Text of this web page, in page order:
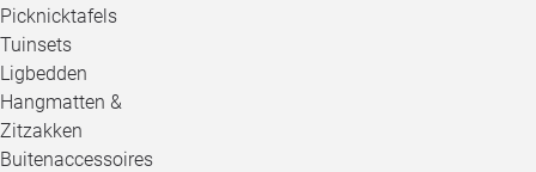
Picknicktafels
Tuinsets
Ligbedden
Hangmatten &
Zitzakken
Buitenaccessoires